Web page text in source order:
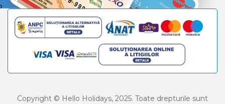
Copyright © Hello Holidays, 2025. Toate drepturile sunt